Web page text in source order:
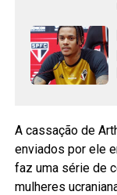
A cassação de
enviados por ele
faz uma série de
mulheres